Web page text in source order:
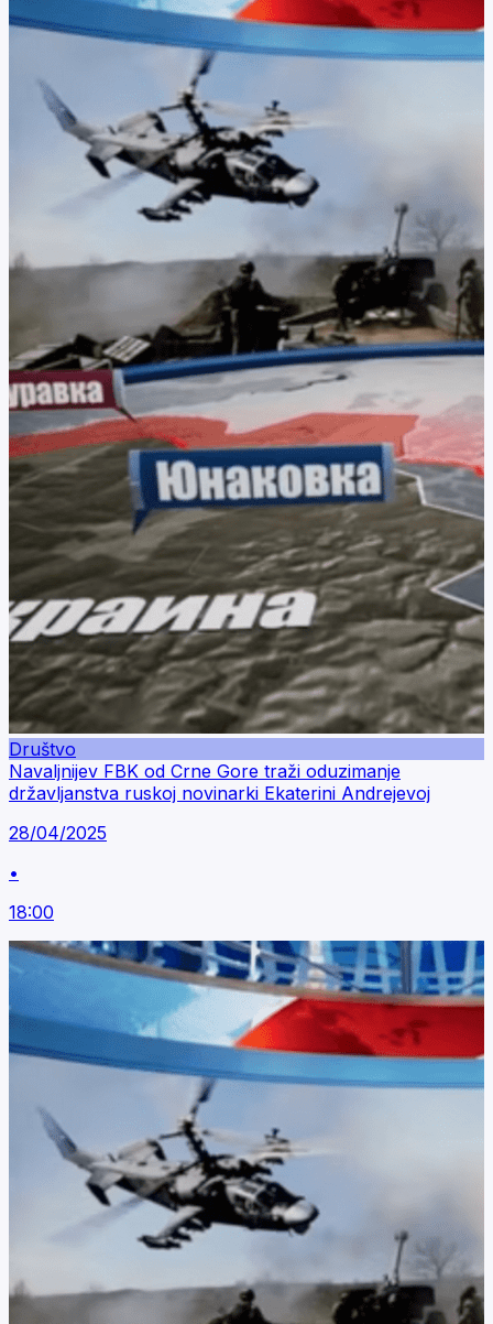
Društvo
Navaljnijev FBK od Crne Gore traži oduzimanje
državljanstva ruskoj novinarki Ekaterini Andrejevoj
28/04/2025
•
18:00